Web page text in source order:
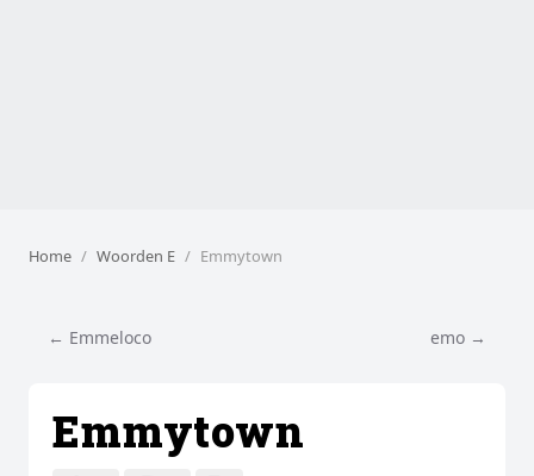
Home Woorden E Emmytown
← Emmeloco emo →
Emmytown